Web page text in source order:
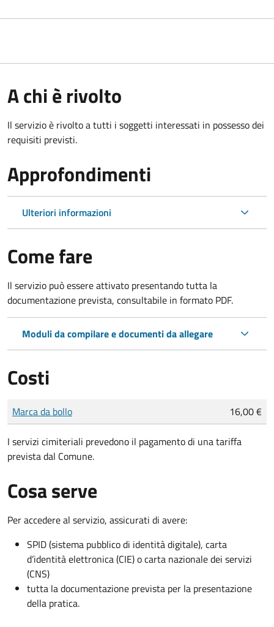
A chi è rivolto
Il servizio è rivolto a tutti i soggetti interessati in possesso dei
requisiti previsti.
Approfondimenti
Ulteriori informazioni
Come fare
Il servizio può essere attivato presentando tutta la
documentazione prevista, consultabile in formato PDF.
Moduli da compilare e documenti da allegare
Costi
Tipo di pagamento
Importo
Marca da bollo 16,00 €
I servizi cimiteriali prevedono il pagamento di una tariffa
prevista dal Comune.
Cosa serve
Per accedere al servizio, assicurati di avere:
SPID (sistema pubblico di identità digitale), carta
d’identità elettronica (CIE) o carta nazionale dei servizi
(CNS)
tutta la documentazione prevista per la presentazione
della pratica.